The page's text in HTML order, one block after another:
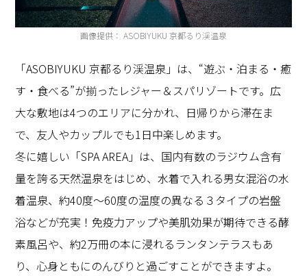
画像提供： ASOBIYUKU 京都るり渓温泉
「ASOBIYUKU 京都るり渓温泉」は、“遊ぶ・泊まる・癒
す・食べる”が揃ったレジャー＆スパリゾートです。広
大な敷地は4つのエリアに分かれ、日帰りから滞在ま
で、友人やカップルでも1日中楽しめます。
冬に嬉しい「SPA AREA」は、国内有数のラジウム含有
量を誇る天然温泉をはじめ、水着で入れる男女混浴の水
着温泉、約40度〜60度の温度の異なる３タイプの岩盤
浴などが充実！免疫力アップや美肌効果が期待できる酵
素風呂や、約2万冊の本に浸れるランタンテラスもあ
り、心身ともにのんびりと過ごすことができますよ。